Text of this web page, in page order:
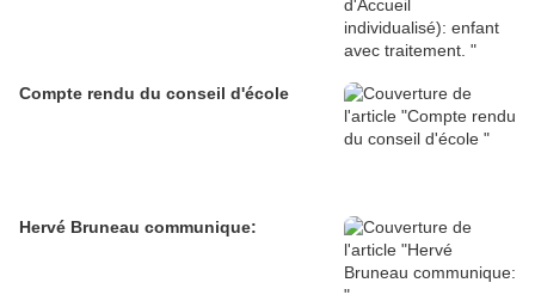
Compte rendu du conseil d'école
Hervé Bruneau communique: